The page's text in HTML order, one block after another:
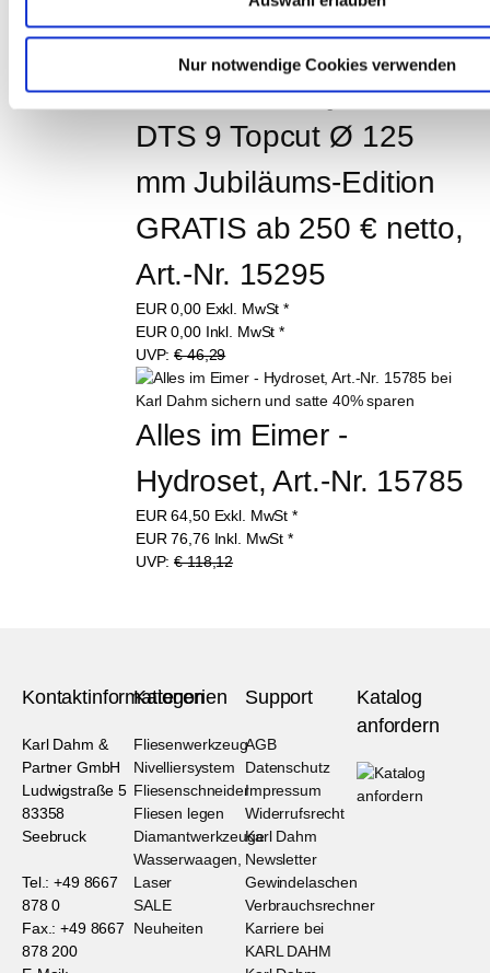
Nur notwendige Cookies verwenden
Inkl. MwSt *
DTS 9 Topcut Ø 125
mm Jubiläums-Edition
GRATIS ab 250 € netto,
Art.-Nr. 15295
EUR0,00 Exkl. MwSt *
EUR0,00 Inkl. MwSt *
UVP:€ 46,29
Alles im Eimer -
Hydroset, Art.-Nr. 15785
EUR64,50 Exkl. MwSt *
EUR76,76 Inkl. MwSt *
UVP:€ 118,12
Kontaktinformationen
Karl Dahm &
Partner GmbH
Ludwigstraße 5
83358
Seebruck
Tel.: +49 8667
878 0
Fax.: +49 8667
878 200
Kategorien
Fliesenwerkzeug
Nivelliersystem
Fliesenschneider
Fliesen legen
Diamantwerkzeuge
Wasserwaagen,
Laser
SALE
Neuheiten
Support
AGB
Datenschutz
Impressum
Widerrufsrecht
Karl Dahm
Newsletter
Gewindelaschen
Verbrauchsrechner
Karriere bei
KARL DAHM
Katalog
anfordern